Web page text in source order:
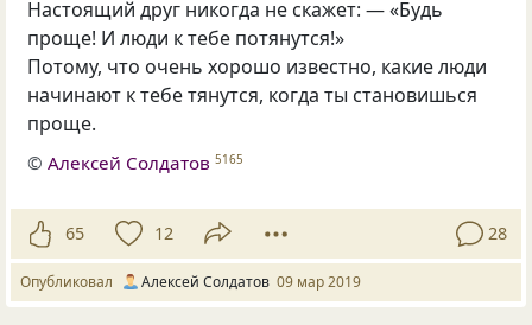
Настоящий друг никогда не скажет: — «Будь
проще! И люди к тебе потянутся!»
Потому, что очень хорошо известно, какие люди
начинают к тебе тянутся, когда ты становишься
проще.
©Алексей Солдатов 5165
65 12 28
Опубликовал Алексей Солдатов 09 мар 2019